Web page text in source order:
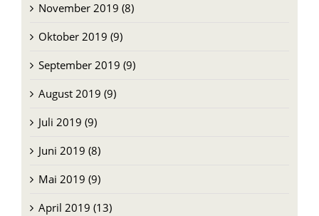
November 2019 (8)
Oktober 2019 (9)
September 2019 (9)
August 2019 (9)
Juli 2019 (9)
Juni 2019 (8)
Mai 2019 (9)
April 2019 (13)